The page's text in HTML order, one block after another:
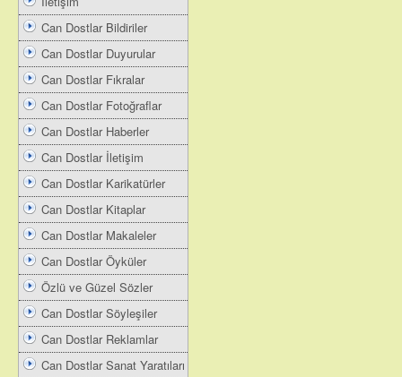
Can Dostlar Bildiriler
Can Dostlar Duyurular
Can Dostlar Fıkralar
Can Dostlar Fotoğraflar
Can Dostlar Haberler
Can Dostlar İletişim
Can Dostlar Karikatürler
Can Dostlar Kitaplar
Can Dostlar Makaleler
Can Dostlar Öyküler
Özlü ve Güzel Sözler
Can Dostlar Söyleşiler
Can Dostlar Reklamlar
Can Dostlar Sanat Yaratıları